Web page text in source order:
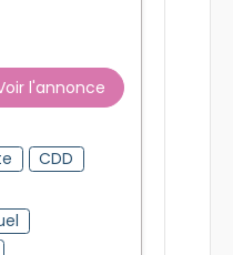
l'annonce
CDD